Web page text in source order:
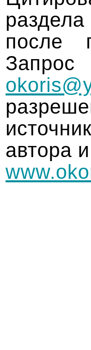
после
автора